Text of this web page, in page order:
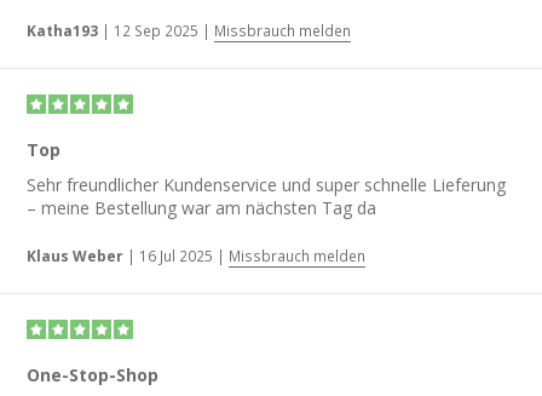
Katha193 | 12 Sep 2025 | Missbrauch melden
Top
Sehr freundlicher Kundenservice und super schnelle Lieferung
– meine Bestellung war am nächsten Tag da
Klaus Weber | 16 Jul 2025 | Missbrauch melden
One-Stop-Shop